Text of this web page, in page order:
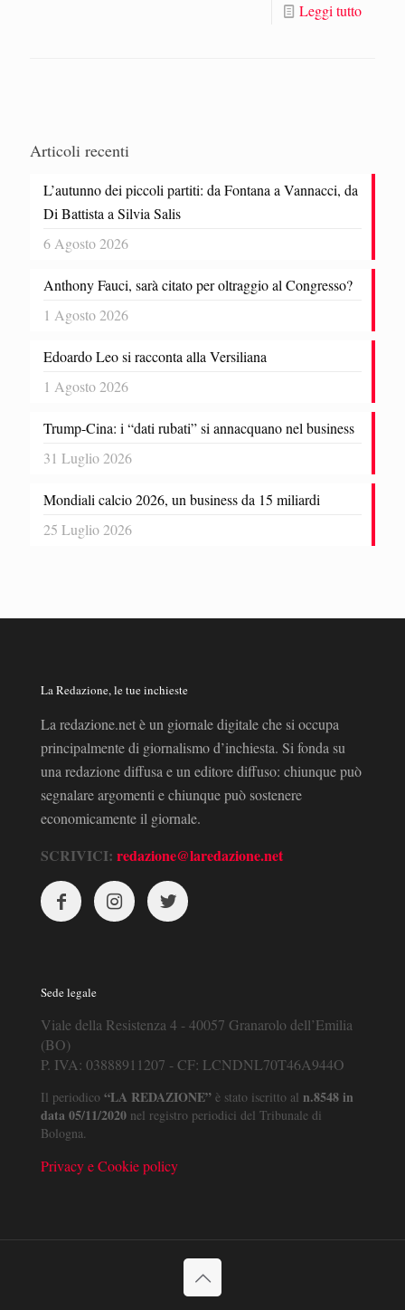
Leggi tutto
Articoli recenti
L’autunno dei piccoli partiti: da Fontana a Vannacci, da
Di Battista a Silvia Salis
6 Agosto 2026
Anthony Fauci, sarà citato per oltraggio al Congresso?
1 Agosto 2026
Edoardo Leo si racconta alla Versiliana
1 Agosto 2026
Trump-Cina: i “dati rubati” si annacquano nel business
31 Luglio 2026
Mondiali calcio 2026, un business da 15 miliardi
25 Luglio 2026
La Redazione, le tue inchieste
La redazione.net è un giornale digitale che si occupa
principalmente di giornalismo d’inchiesta. Si fonda su
una redazione diffusa e un editore diffuso: chiunque può
segnalare argomenti e chiunque può sostenere
economicamente il giornale.
SCRIVICI: redazione@laredazione.net
Sede legale
Viale della Resistenza 4 - 40057 Granarolo dell’Emilia
(BO)
P. IVA: 03888911207 - CF: LCNDNL70T46A944O
Il periodico “LA REDAZIONE” è stato iscritto al n.8548 in
data 05/11/2020 nel registro periodici del Tribunale di
Bologna.
Privacy e Cookie policy